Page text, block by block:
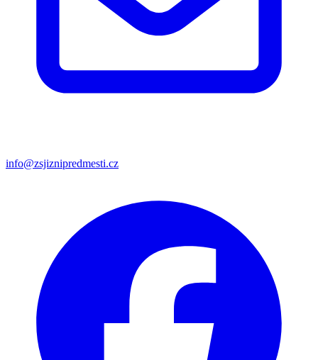
info@zsjiznipredmesti.cz